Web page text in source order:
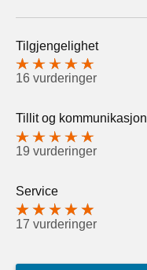
Tilgjengelighet
16 vurderinger
Tillit og kommunikasjon
19 vurderinger
Service
17 vurderinger